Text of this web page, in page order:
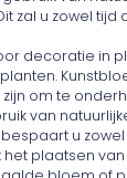
zal u zowel tijd
decoratie in
om te
van
u
plaatsen